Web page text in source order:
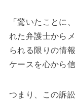
「驚いたことに
れた弁護士から
られる限りの情
ケースを心から
つまり、この訴